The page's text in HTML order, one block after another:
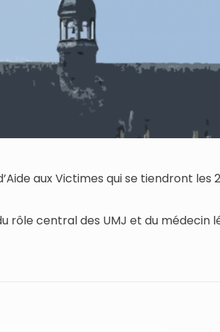
aux Victimes qui se tiendront
central des UMJ et du médecin